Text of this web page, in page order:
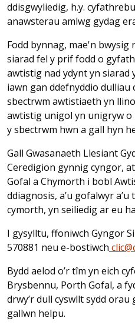
ddisgwyliedig, h.y.
anawsterau amlwg gydag
Fodd bynnag, mae'n
siarad fel y prif fodd o
awtistig nad ydynt yn siarad
iawn gan ddefnyddio
sbectrwm awtistiaeth yn
awtistig unigol yn unigryw
y sbectrwm hwn a gall hyn
Gall Gwasanaeth Llesiant
Ceredigion gynnig cyngor,
Gofal a Chymorth i bobl
ddiagnosis, a’u gofalwyr
cymorth, yn seiliedig ar eu
I gysylltu, ffoniwch Gyngor
570881 neu e-bostiwch
Bydd aelod o’r tîm yn eich
Brysbennu, Porth Gofal, a
drwy’r dull cyswllt sydd
gallwn helpu.